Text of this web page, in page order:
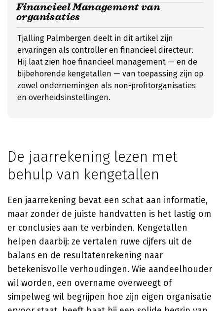
Financieel Management van
organisaties
Tjalling Palmbergen deelt in dit artikel zijn
ervaringen als controller en financieel directeur.
Hij laat zien hoe financieel management — en de
bijbehorende kengetallen — van toepassing zijn op
zowel ondernemingen als non-profitorganisaties
en overheidsinstellingen.
De jaarrekening lezen met
behulp van kengetallen
Een jaarrekening bevat een schat aan informatie,
maar zonder de juiste handvatten is het lastig om
er conclusies aan te verbinden. Kengetallen
helpen daarbij: ze vertalen ruwe cijfers uit de
balans en de resultatenrekening naar
betekenisvolle verhoudingen. Wie aandeelhouder
wil worden, een overname overweegt of
simpelweg wil begrijpen hoe zijn eigen organisatie